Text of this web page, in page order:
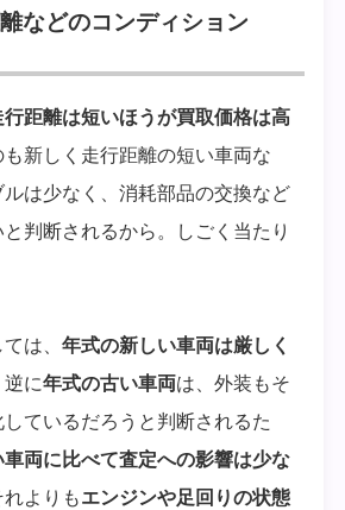
などのコンディション
距離は短いほうが買取価格は高
も新しく走行距離の短い車両な
は少なく、消耗部品の交換など
判断されるから。しごく当たり
ては、年式の新しい車両は厳しく
逆に年式の古い車両は、外装もそ
ているだろうと判断されるた
両に比べて査定への影響は少な
れよりもエンジンや足回りの状態